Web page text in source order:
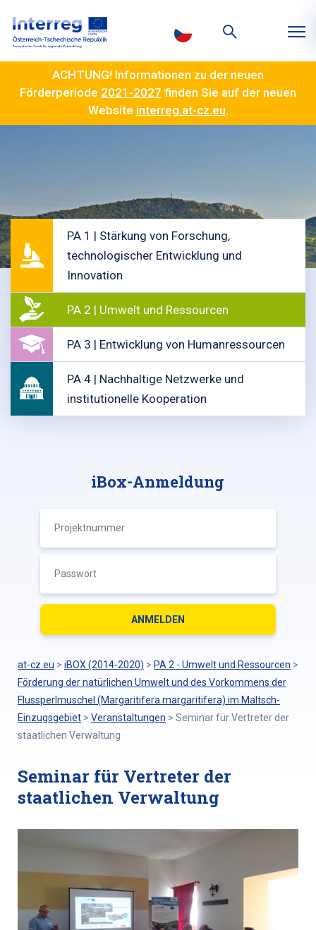
ACHTUNG! Informationen zu der neuen
Förderperiode 2021-2027 finden Sie auf der neuen
Website interreg.at-cz.eu.
PA 1 | Stärkung von Forschung,
technologischer Entwicklung und
Innovation
PA 2 | Umwelt und Ressourcen
PA 3 | Entwicklung von Humanressourcen
PA 4 | Nachhaltige Netzwerke und
institutionelle Kooperation
iBox-Anmeldung
at-cz.eu > iBOX (2014-2020) > PA 2 - Umwelt und Ressourcen >
Förderung der natürlichen Umwelt und des Vorkommens der
Flussperlmuschel (Margaritifera margaritifera) im Maltsch-
Einzugsgebiet > Veranstaltungen > Seminar für Vertreter der
staatlichen Verwaltung
Seminar für Vertreter der
staatlichen Verwaltung